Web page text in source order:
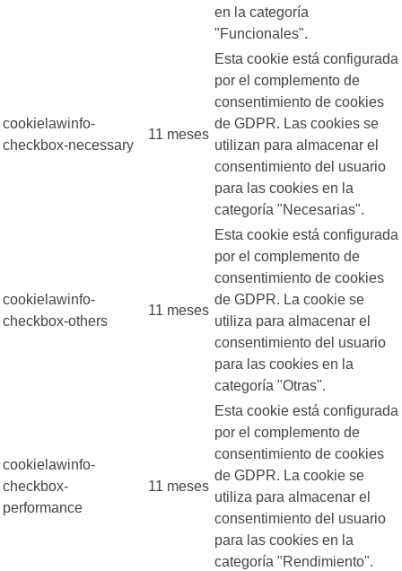
en la categoría
"Funcionales".
cookielawinfo-
checkbox-necessary
11 meses
Esta cookie está configurada
por el complemento de
consentimiento de cookies
de GDPR. Las cookies se
utilizan para almacenar el
consentimiento del usuario
para las cookies en la
categoría "Necesarias".
cookielawinfo-
checkbox-others
11 meses
Esta cookie está configurada
por el complemento de
consentimiento de cookies
de GDPR. La cookie se
utiliza para almacenar el
consentimiento del usuario
para las cookies en la
categoría "Otras".
cookielawinfo-
checkbox-
performance
11 meses
Esta cookie está configurada
por el complemento de
consentimiento de cookies
de GDPR. La cookie se
utiliza para almacenar el
consentimiento del usuario
para las cookies en la
categoría "Rendimiento".